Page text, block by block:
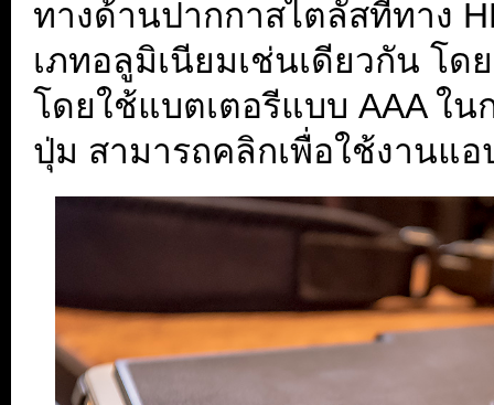
ทางด้านปากกาสไตลัสที่ทาง
เภทอลูมิเนียมเช่นเดียวกัน โ
โดยใช้แบตเตอรีแบบ AAA ใ
ปุ่ม สามารถคลิกเพื่อใช้งานแอ